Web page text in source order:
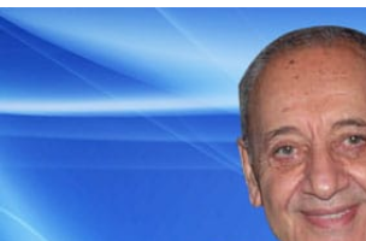
فن
رياضة